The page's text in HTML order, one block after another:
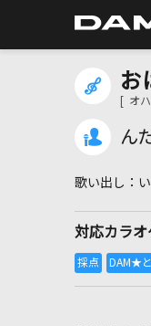
お
[ オ
ん
対応カラオ